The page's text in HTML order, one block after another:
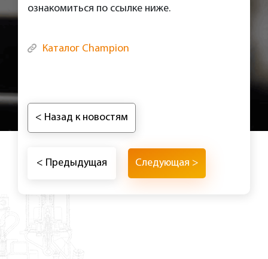
ознакомиться по ссылке ниже.
Каталог Champion
< Назад к новостям
< Предыдущая Следующая >